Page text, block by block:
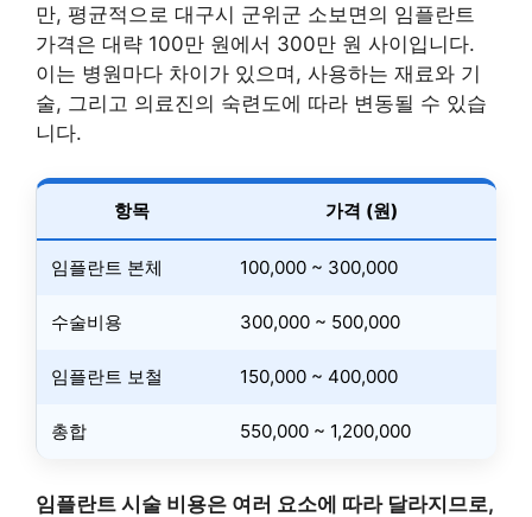
만, 평균적으로 대구시 군위군 소보면의 임플란트
가격은 대략 100만 원에서 300만 원 사이입니다.
이는 병원마다 차이가 있으며, 사용하는 재료와 기
술, 그리고 의료진의 숙련도에 따라 변동될 수 있습
니다.
항목 가격 (원)
임플란트 본체 100,000 ~ 300,000
수술비용 300,000 ~ 500,000
임플란트 보철 150,000 ~ 400,000
총합 550,000 ~ 1,200,000
임플란트 시술 비용은 여러 요소에 따라 달라지므로,